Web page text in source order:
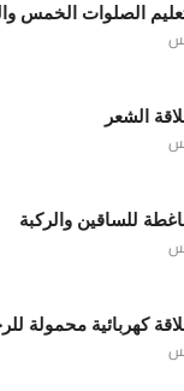
الصلوات الخمس
الشعر
للساقين والركبة
كهربائية محمولة